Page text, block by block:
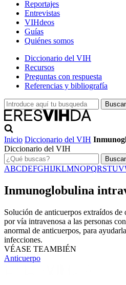
Reportajes
Entrevistas
VIHdeos
Guías
Quiénes somos
Diccionario del VIH
Recursos
Preguntas con respuesta
Referencias y bibliografía
Inicio Diccionario del VIH
Diccionario del VIH
Buscar
ABCDEFGHIJKLMNOPQRSTUV
Inmunoglobulina
Solución de anticuerpos extraídos de
por vía intravenosa a las personas
anormal de anticuerpos, para
infecciones.
VÉASE TEAMBIÉN
Anticuerpo